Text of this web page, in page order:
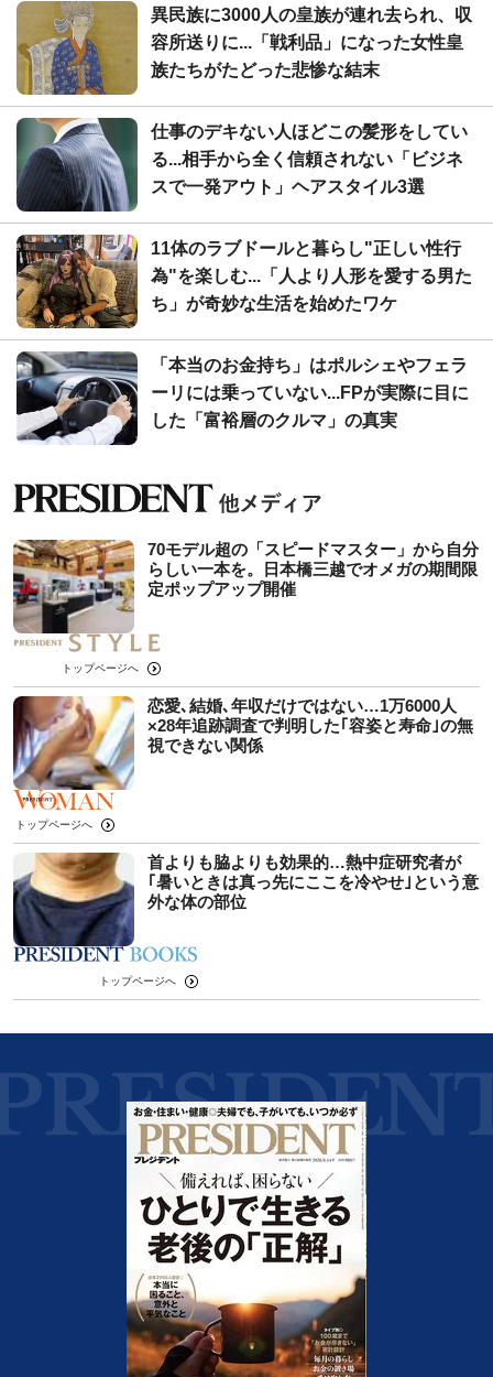
異民族に3000人の皇族が連れ去られ、収
容所送りに...「戦利品」になった女性皇
族たちがたどった悲惨な結末
仕事のデキない人ほどこの髪形をしてい
る...相手から全く信頼されない「ビジネ
スで一発アウト」ヘアスタイル3選
11体のラブドールと暮らし"正しい性行
為"を楽しむ...「人より人形を愛する男た
ち」が奇妙な生活を始めたワケ
「本当のお金持ち」はポルシェやフェラ
ーリには乗っていない...FPが実際に目に
した「富裕層のクルマ」の真実
70モデル超の「スピードマスター」から自分
らしい一本を。日本橋三越でオメガの期間限
定ポップアップ開催
トップページへ
恋愛､結婚､年収だけではない…1万6000人
×28年追跡調査で判明した｢容姿と寿命｣の無
視できない関係
トップページへ
首よりも脇よりも効果的…熱中症研究者が
｢暑いときは真っ先にここを冷やせ｣という意
外な体の部位
トップページへ